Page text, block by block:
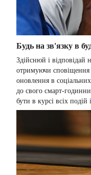
Будь на зв'язку в
Здійснюй і відповідай
отримуючи сповіщення
оновлення в
до свого смарт-
бути в курсі всіх